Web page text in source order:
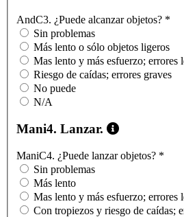
AndC3. ¿Puede alcanzar objetos? *
Sin problemas
Más lento o sólo objetos ligeros
Mas lento y más esfuerzo; errores
Riesgo de caídas; errores graves
No puede
N/A
Mani4. Lanzar.
ManiC4. ¿Puede lanzar objetos? *
Sin problemas
Más lento
Mas lento y más esfuerzo; errores
Con tropiezos y riesgo de caídas;